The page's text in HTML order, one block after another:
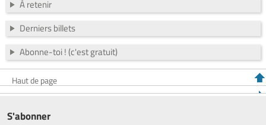
À retenir
Derniers billets
Abonne-toi ! (c'est gratuit)
Haut de page
S'abonner